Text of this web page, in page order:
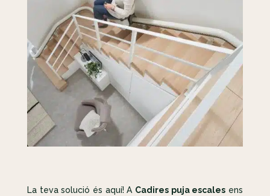
La teva solució és aquí! A Cadires puja escales ens